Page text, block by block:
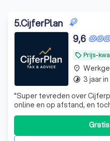
5.CijferPlan
local_offer Prijs-
9,6
"Super tevreden over
online en op afstand, en
betrokken."
place
timelapse 3 jaar